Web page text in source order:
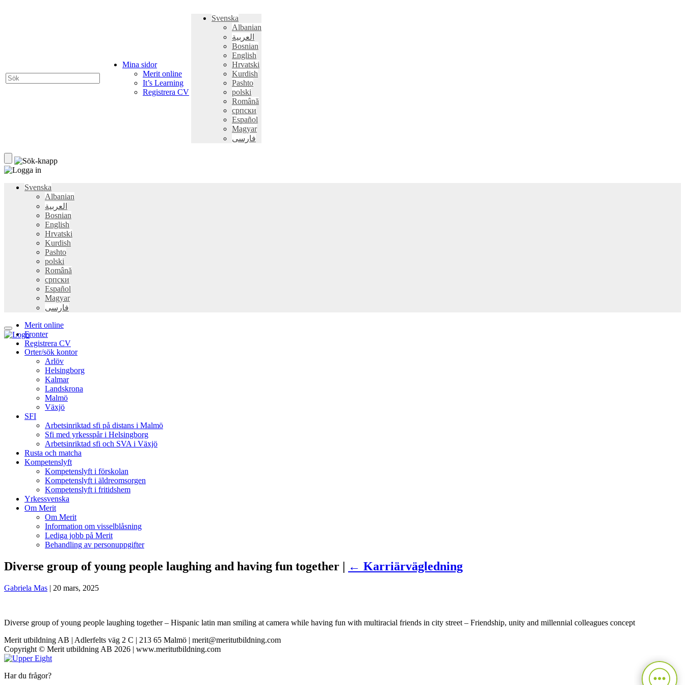
Mina sidor
Merit online
It’s Learning
Registrera CV
Svenska
Albanian
العربية
Bosnian
English
Hrvatski
Kurdish
Pashto
polski
Română
српски
Español
Magyar
فارسی
Svenska
Albanian
العربية
Bosnian
English
Hrvatski
Kurdish
Pashto
polski
Română
српски
Español
Magyar
فارسی
Merit online
Fronter
Registrera CV
Orter/sök kontor
Arlöv
Helsingborg
Kalmar
Landskrona
Malmö
Växjö
SFI
Arbetsinriktad sfi på distans i Malmö
Sfi med yrkesspår i Helsingborg
Arbetsinriktad sfi och SVA i Växjö
Rusta och matcha
Kompetenslyft
Kompetenslyft i förskolan
Kompetenslyft i äldreomsorgen
Kompetenslyft i fritidshem
Yrkessvenska
Om Merit
Om Merit
Information om visselblåsning
Lediga jobb på Merit
Behandling av personuppgifter
Diverse group of young people laughing and having fun together | ← Karriärvägledning
Gabriela Mas | 20 mars, 2025
Diverse group of young people laughing together – Hispanic latin man smiling at camera while having fun with multiracial friends in city street – Friendship, unity and millennial colleagues concept
Merit utbildning AB | Adlerfelts väg 2 C | 213 65 Malmö | merit@meritutbildning.com
Copyright © Merit utbildning AB 2026 | www.meritutbildning.com
Har du frågor?